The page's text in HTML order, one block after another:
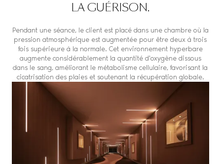
LA GUÉRISON.
Pendant une séance, le client est placé dans une chambre où la
pression atmosphérique est augmentée pour être deux à trois
fois supérieure à la normale. Cet environnement hyperbare
augmente considérablement la quantité d'oxygène dissous
dans le sang, améliorant le métabolisme cellulaire, favorisant la
cicatrisation des plaies et soutenant la récupération globale.